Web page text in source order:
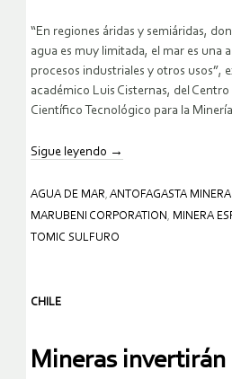
“En regiones áridas y semiáridas,
agua es muy limitada, el mar es una
procesos industriales y otros usos”,
académico Luis Cisternas, del
Científico Tecnológico para la
Sigue leyendo →
AGUA DE MAR, ANTOFAGASTA
MARUBENI CORPORATION , MINERA
TOMIC SULFURO
CHILE
Mineras invertirán